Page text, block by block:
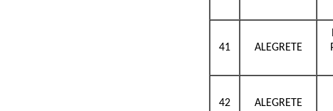
41 ALEGRETE
42 ALEGRETE